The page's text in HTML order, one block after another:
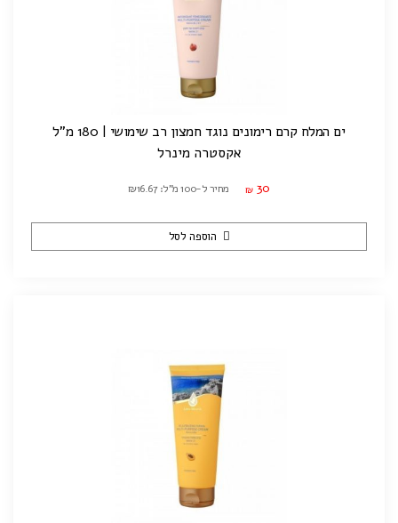
ים המלח קרם רימונים נוגד חמצון רב שימושי | 180 מ"ל
אקסטרה מינרל
₪ 30 מחיר ל-100 מ"ל: ₪16.67
הוספה לסל